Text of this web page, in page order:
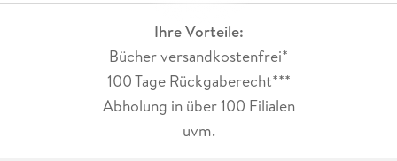
Ihre Vorteile:
Bücher versandkostenfrei*
100 Tage Rückgaberecht***
Abholung in über 100 Filialen
uvm.